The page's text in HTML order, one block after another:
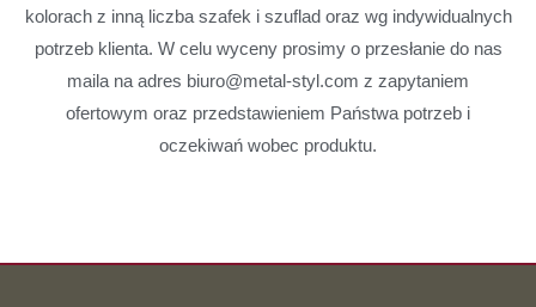
kolorach z inną liczba szafek i szuflad oraz wg indywidualnych
potrzeb klienta. W celu wyceny prosimy o przesłanie do nas
maila na adres biuro@metal-styl.com z zapytaniem
ofertowym oraz przedstawieniem Państwa potrzeb i
oczekiwań wobec produktu.